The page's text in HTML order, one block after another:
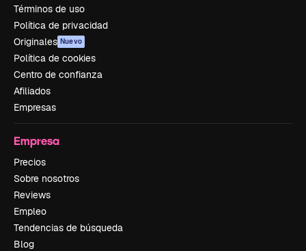
Términos de uso
Política de privacidad
Originales Nuevo
Política de cookies
Centro de confianza
Afiliados
Empresas
Empresa
Precios
Sobre nosotros
Reviews
Empleo
Tendencias de búsqueda
Blog